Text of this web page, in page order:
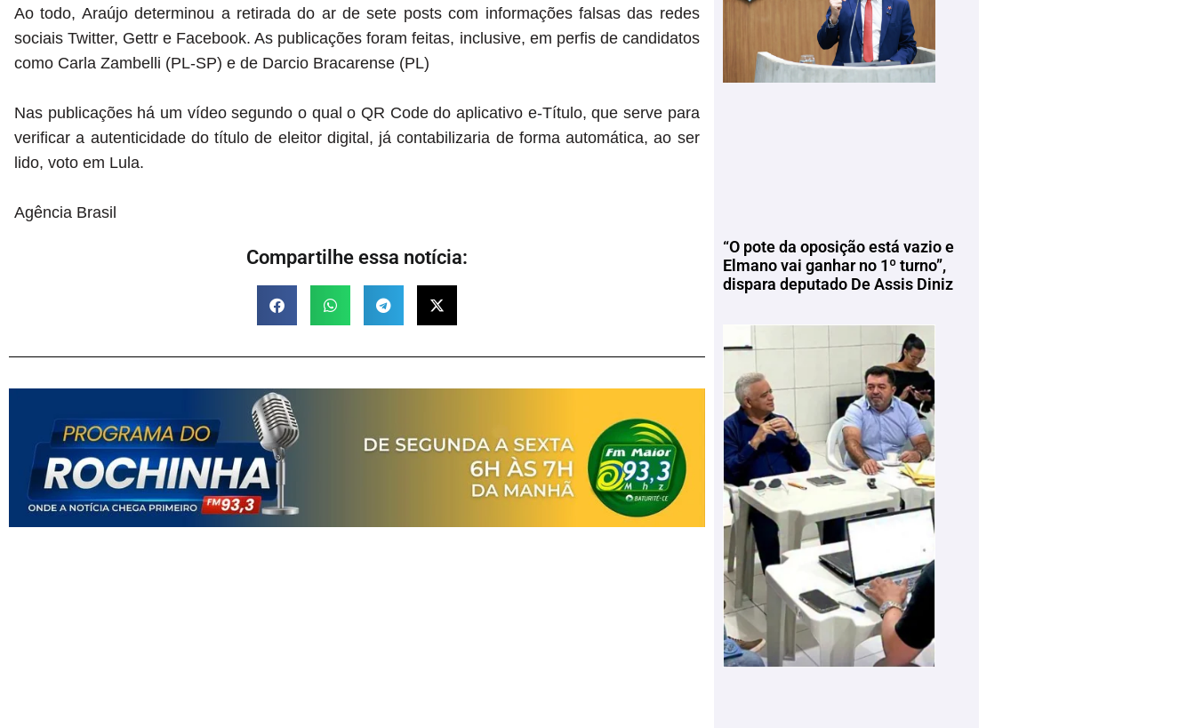
Ao todo, Araújo determinou a retirada do ar de sete posts com informações falsas das redes
sociais Twitter, Gettr e Facebook. As publicações foram feitas, inclusive, em perfis de candidatos
como Carla Zambelli (PL-SP) e de Darcio Bracarense (PL)
Nas publicações há um vídeo segundo o qual o QR Code do aplicativo e-Título, que serve para
verificar a autenticidade do título de eleitor digital, já contabilizaria de forma automática, ao ser
lido, voto em Lula.
Agência Brasil
Compartilhe essa notícia:
“O pote da oposição está vazio e
Elmano vai ganhar no 1º turno”,
dispara deputado De Assis Diniz